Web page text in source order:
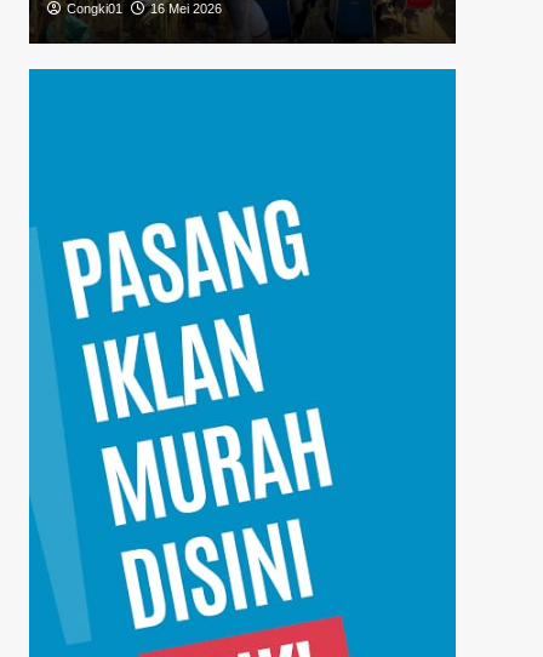
Congki01 16 Mei 2026